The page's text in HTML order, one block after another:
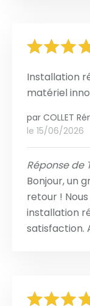
Installation
matériel
par COLLET
le 15/06/2026
Réponse de
Bonjour, un
retour !
installation
satisfaction.